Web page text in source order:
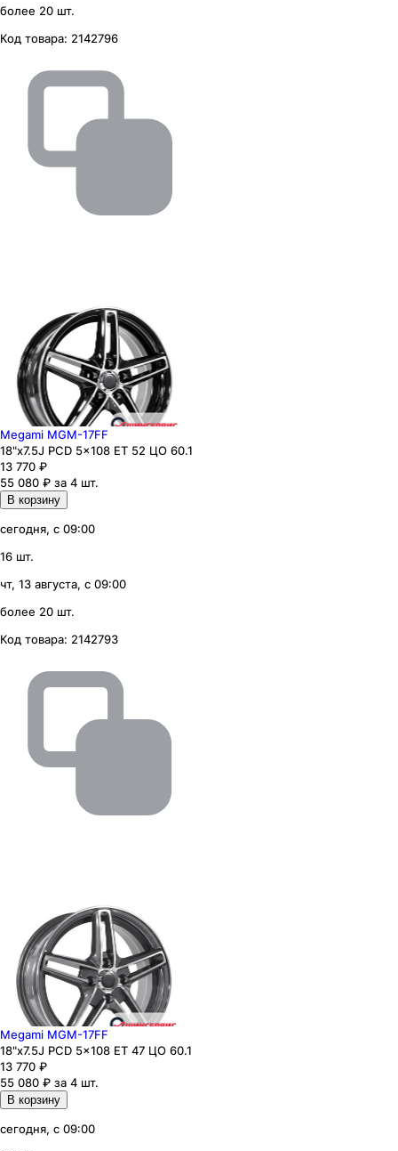
более 20 шт.
Код товара: 2142796
Megami MGM-17FF
18"x7.5J PCD 5x108 ЕТ 52 ЦО 60.1
13 770 ₽
55 080 ₽ за 4 шт.
В корзину
сегодня, с 09:00
16 шт.
чт, 13 августа, с 09:00
более 20 шт.
Код товара: 2142793
Megami MGM-17FF
18"x7.5J PCD 5x108 ЕТ 47 ЦО 60.1
13 770 ₽
55 080 ₽ за 4 шт.
В корзину
сегодня, с 09:00